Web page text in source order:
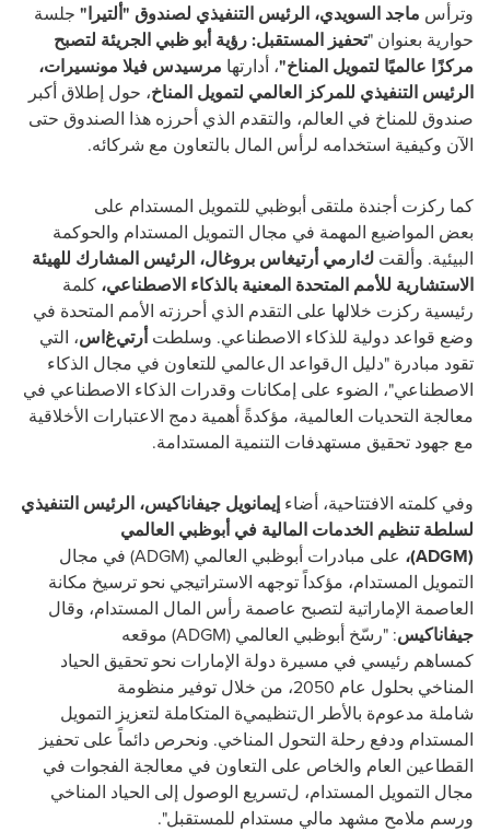
وترأس ماجد السويدي، الرئيس التنفيذي لصندوق "ألتيرا" جلسة
حوارية بعنوان "تحفيز المستقبل: رؤية أبو ظبي الجريئة لتصبح
مركزًا عالميًا لتمويل المناخ"، أدارتها مرسيدس فيلا مونسيرات،
الرئيس التنفيذي للمركز العالمي لتمويل المناخ، حول إطلاق أكبر
صندوق للمناخ في العالم، والتقدم الذي أحرزه هذا الصندوق حتى
الآن وكيفية استخدامه لرأس المال بالتعاون مع شركائه.
كما ركزت أجندة ملتقى أبوظبي للتمويل المستدام على
بعض المواضيع المهمة في مجال التمويل المستدام والحوكمة
البيئية. وألقت كارمي أرتيغاس بروغال، الرئيس المشارك للهيئة
الاستشارية للأمم المتحدة المعنية بالذكاء الاصطناعي، كلمة
رئيسية ركزت خلالها على التقدم الذي أحرزته الأمم المتحدة في
وضع قواعد دولية للذكاء الاصطناعي. وسلطتأرتيغاس، التي
تقود مبادرة "دليل القواعد العالمي للتعاون في مجال الذكاء
الاصطناعي"، الضوء على إمكانات وقدرات الذكاء الاصطناعي في
معالجة التحديات العالمية، مؤكدة أهمية دمج الاعتبارات الأخلاقية
مع جهود تحقيق مستهدفات التنمية المستدامة.
وفي كلمته الافتتاحية، أضاء إيمانويل جيفاناكيس، الرئيس التنفيذي
لسلطة تنظيم الخدمات المالية في أبوظبي العالمي
(
ADGM)، على مبادرات أبوظبي العالمي (ADGM
) في مجال
التمويل المستدام، مؤكداًتوجهه الاستراتيجي نحو ترسيخ مكانة
العاصمة الإماراتية لتصبح عاصمة رأس المال المستدام، وقال
جيفاناكيس:
"رسّخ أبوظبي العالمي (
ADGM
) موقعه
كمساهم رئيسي في مسيرة دولة الإمارات نحو تحقيق الحياد
المناخي بحلول عام 2050، من خلال
توفير منظومة
شاملة مدعومة بالأطر التنظيمية المتكاملة لتعزيز التمويل
المستدام ودفع رحلة التحول المناخي. ونحرص دائماً على تحفيز
القطاعين العام والخاص على التعاون في معالجة الفجوات في
مجال التمويل المستدام، لتسريع الوصول إلى الحياد المناخي
ورسم ملامح مشهد مالي مستدام للمستقبل".